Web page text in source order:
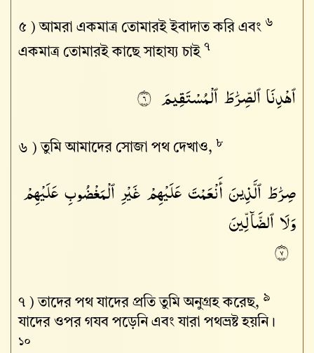
৫ )আমরা একমাত্র তোমারই ইবাদাত করি এবং ৬
একমাত্র তোমারই কাছে সাহায্য চাই ৭
৬ ) তুমি আমাদের সোজা পথ দেখাও, ৮
ٱهْدِنَا ٱلصِّرَٰطَ ٱلْمُسْتَقِيمَ ٦
৭ )তাদের পথ যাদের প্রতি তুমি অনুগ্রহ করেছ, ৯
যাদের ওপর গযব পড়েনি এবং যারা পথভ্রষ্ট হয়নি।
১০
صِرَٰطَ ٱلَّذِينَ أَنْعَمْتَ عَلَيْهِمْ غَيْرِ ٱلْمَغْضُوبِ عَلَيْهِمْ
وَلَا ٱلضَّآلِّينَ
٧